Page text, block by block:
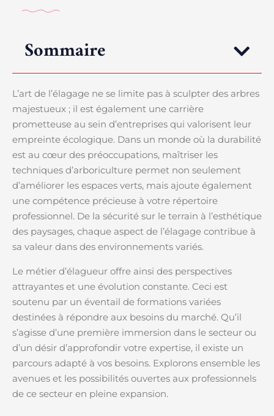
Sommaire
L’art de l’élagage ne se limite pas à sculpter des arbres
majestueux ; il est également une carrière
prometteuse au sein d’entreprises qui valorisent leur
empreinte écologique. Dans un monde où la durabilité
est au cœur des préoccupations, maîtriser les
techniques d’arboriculture permet non seulement
d’améliorer les espaces verts, mais ajoute également
une compétence précieuse à votre répertoire
professionnel. De la sécurité sur le terrain à l’esthétique
des paysages, chaque aspect de l’élagage contribue à
sa valeur dans des environnements variés.
Le métier d’élagueur offre ainsi des perspectives
attrayantes et une évolution constante. Ceci est
soutenu par un éventail de formations variées
destinées à répondre aux besoins du marché. Qu’il
s’agisse d’une première immersion dans le secteur ou
d’un désir d’approfondir votre expertise, il existe un
parcours adapté à vos besoins. Explorons ensemble les
avenues et les possibilités ouvertes aux professionnels
de ce secteur en pleine expansion.